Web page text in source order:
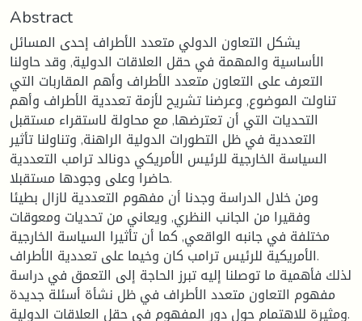
Abstract
يشكل التعاون الدولي متعدد الأطراف إحدى المسائل
الأساسية والمهمة في حقل العلاقات الدولية, وقد حاولنا
التعرف على التعاون متعدد الأطراف وأهم المقاربات التي
تناولت الموضوع, وعرضنا تشريح لأزمة تعددية الأطراف وأهم
التحديات التي أن تعترضها, مع محاولة لاستقراء مستقبل
التعددية في ظل التطورات الدولية الراهنة, وتناولنا تأثير
السياسة الخارجية للرئيس الأمريكي دونالد ترامب التعددية
حاضرا وعلى وجودها مستقبلا.
ومن خلال الدراسة وجدنا أن مفهوم التعددية لازال بطيئا
وفقيرا من الجانب النظري, ويعاني من تحديات ومعوقات
مختلفة في جانبه الواقعي, كما أن تأثيرا السياسة الخارجية
الأمريكية للرئيس ترامب كان وخيما على تعددية الأطراف.
لذلك فأهمية ما توصلنا إليه تبرز الحاجة إلى التعمق في دراسة
مفهوم التعاون متعدد الأطراف في ظل نشأة أسئلة جديدة
ومثيرة للاهتمام حول دور المفهوم في حقل العلاقات الدولية.